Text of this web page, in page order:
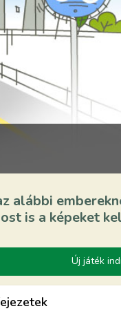
alábbi
is a képeket
Új játék